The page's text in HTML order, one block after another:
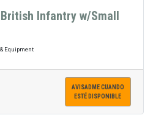
British Infantry w/Small
Equipment
AVISADME CUANDO
ESTÉ DISPONIBLE